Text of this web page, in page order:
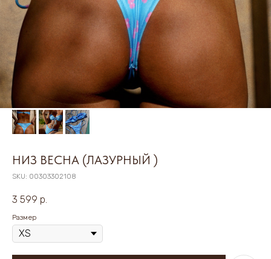
НИЗ ВЕСНА (ЛАЗУРНЫЙ )
SKU: 00303302108
3 599 р.
Размер